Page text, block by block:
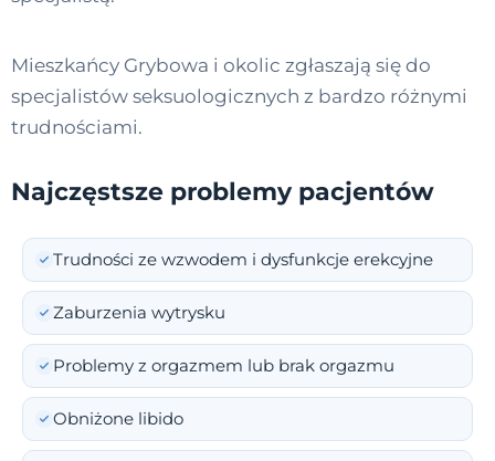
Mieszkańcy Grybowa i okolic zgłaszają się do
specjalistów seksuologicznych z bardzo różnymi
trudnościami.
Najczęstsze problemy pacjentów
Trudności ze wzwodem i dysfunkcje erekcyjne
Zaburzenia wytrysku
Problemy z orgazmem lub brak orgazmu
Obniżone libido